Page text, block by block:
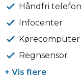
Håndfri telefon
Infocenter
Kørecomputer
Regnsensor
+ Vis flere